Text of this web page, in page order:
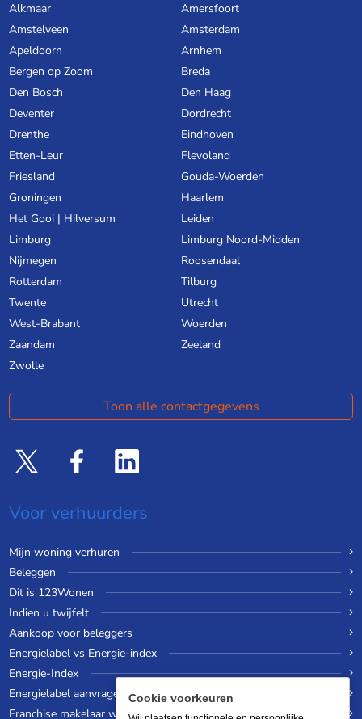
Alkmaar
Amersfoort
Amstelveen
Amsterdam
Apeldoorn
Arnhem
Bergen op Zoom
Breda
Den Bosch
Den Haag
Deventer
Dordrecht
Drenthe
Eindhoven
Etten-Leur
Flevoland
Friesland
Gouda-Woerden
Groningen
Haarlem
Het Gooi | Hilversum
Leiden
Limburg
Limburg Noord-Midden
Nijmegen
Roosendaal
Rotterdam
Tilburg
Twente
Utrecht
West-Brabant
Woerden
Zaandam
Zeeland
Zwolle
Toon alle contactgegevens
Voor verhuurders
Mijn woning verhuren
Beleggen
Dit is 123Wonen
Indien u twijfelt
Aankoop voor beleggers
Energielabel vs Energie-index
Energie-Index
Energielabel aanvragen
Franchise makelaar worden
Cookie voorkeuren